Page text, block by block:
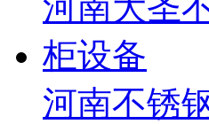
河南不锈